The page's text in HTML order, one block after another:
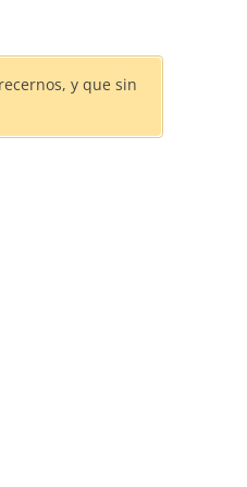
y que sin